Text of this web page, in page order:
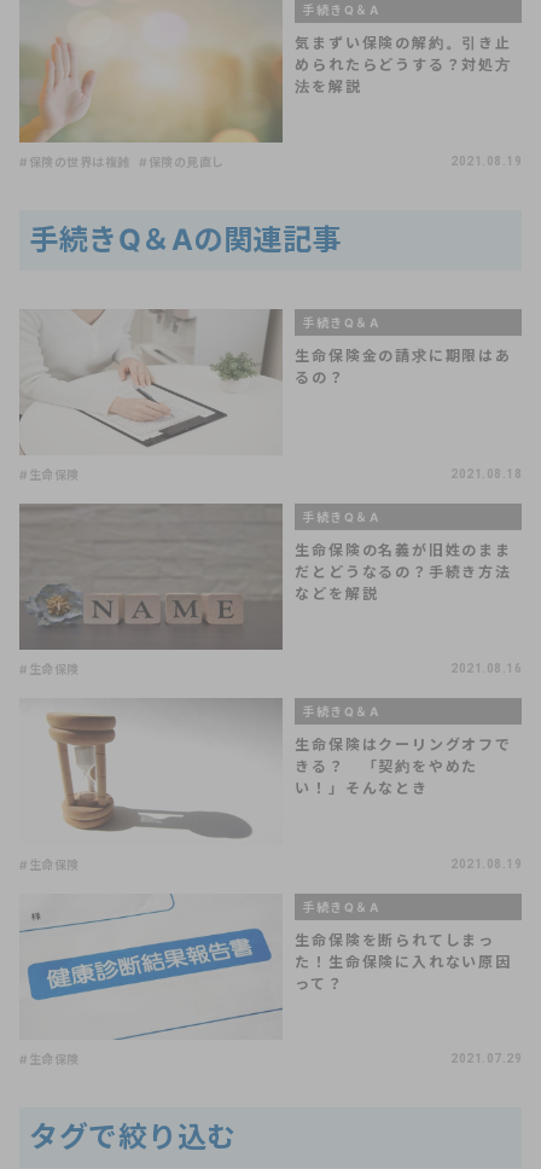
手続きQ＆A
気まずい保険の解約。引き止
められたらどうする？対処方
法を解説
#保険の世界は複雑 #保険の見直し 2021.08.19
手続きQ＆Aの関連記事
手続きQ＆A
生命保険金の請求に期限はあ
るの？
#生命保険 2021.08.18
手続きQ＆A
生命保険の名義が旧姓のまま
だとどうなるの？手続き方法
などを解説
#生命保険 2021.08.16
手続きQ＆A
生命保険はクーリングオフで
きる？ 「契約をやめた
い！」そんなとき
#生命保険 2021.08.19
手続きQ＆A
生命保険を断られてしまっ
た！生命保険に入れない原因
って？
#生命保険 2021.07.29
タグで絞り込む